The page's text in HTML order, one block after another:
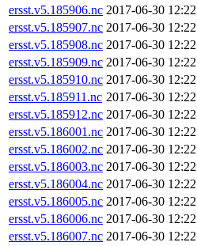
ersst.v5.185906.nc 2017-06-30 12:22
ersst.v5.185907.nc 2017-06-30 12:22
ersst.v5.185908.nc 2017-06-30 12:22
ersst.v5.185909.nc 2017-06-30 12:22
ersst.v5.185910.nc 2017-06-30 12:22
ersst.v5.185911.nc 2017-06-30 12:22
ersst.v5.185912.nc 2017-06-30 12:22
ersst.v5.186001.nc 2017-06-30 12:22
ersst.v5.186002.nc 2017-06-30 12:22
ersst.v5.186003.nc 2017-06-30 12:22
ersst.v5.186004.nc 2017-06-30 12:22
ersst.v5.186005.nc 2017-06-30 12:22
ersst.v5.186006.nc 2017-06-30 12:22
ersst.v5.186007.nc 2017-06-30 12:22